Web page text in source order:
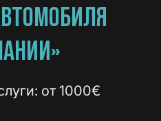
от 1000€